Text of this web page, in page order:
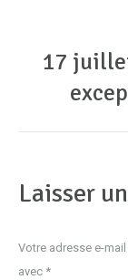
17
Laisser
Votre adresse e-
avec *